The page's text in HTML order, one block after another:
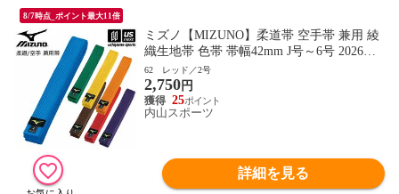
8/7時点_ポイント最大11倍
ミズノ【MIZUNO】柔道帯 空手帯 兼用 綾
織生地帯 色帯 帯幅42mm J号～6号 2026年
継続モデル【22JV9A18 帯 柔道 空手 空手
道 刺繍加工不可】【翌日配達対象】[自社]
62 レッド／2号
2,750円
25
内山スポーツ
詳細を見る